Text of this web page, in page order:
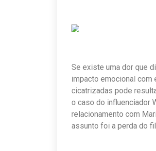
Se existe uma dor que
impacto emocional
cicatrizadas pode
o caso do influenciador
relacionamento com
assunto foi a perda do